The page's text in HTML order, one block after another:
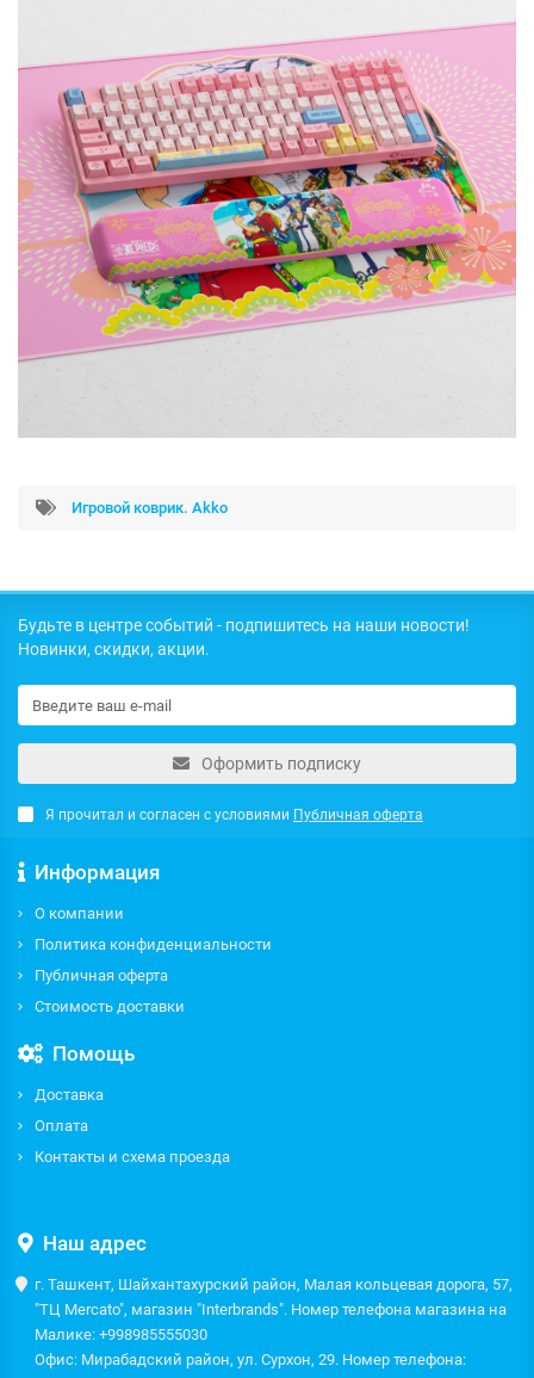
Игровой коврик. Akko
Будьте в центре событий - подпишитесь на наши новости!
Новинки, скидки, акции.
Оформить подписку
Я прочитал и согласен с условиями Публичная оферта
Информация
О компании
Политика конфиденциальности
Публичная оферта
Стоимость доставки
Помощь
Доставка
Оплата
Контакты и схема проезда
Наш адрес
г. Ташкент, Шайхантахурский район, Малая кольцевая дорога, 57,
"ТЦ Mercato", магазин "Interbrands". Номер телефона магазина на
Малике: +998985555030
Офис: Мирабадский район, ул. Сурхон, 29. Номер телефона: